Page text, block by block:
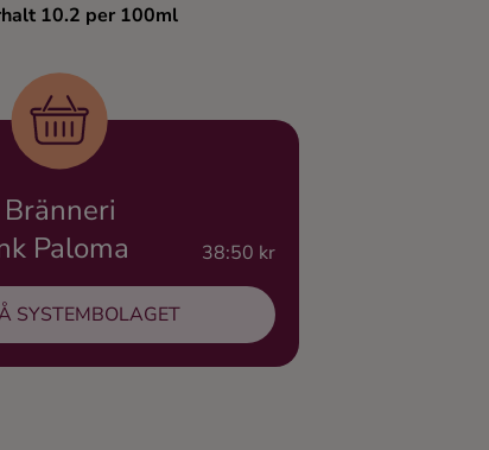
10.2 per 100ml
Paloma
38:50 kr
SYSTEMBOLAGET